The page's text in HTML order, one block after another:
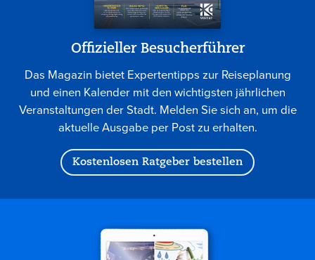
Offizieller Besucherführer
Das Magazin bietet Expertentipps zur Reiseplanung
und einen Kalender mit den wichtigsten jährlichen
Veranstaltungen der Stadt. Melden Sie sich an, um die
aktuelle Ausgabe per Post zu erhalten.
Kostenlosen Ratgeber bestellen